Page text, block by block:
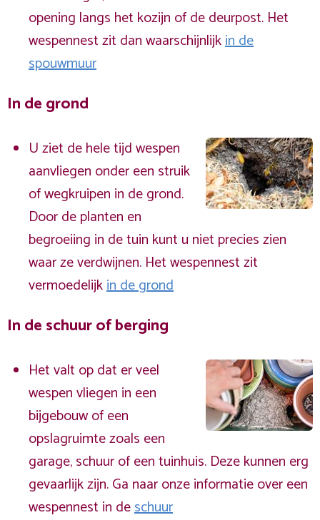
opening langs het kozijn of de deurpost. Het
wespennest zit dan waarschijnlijkin de
spouwmuur
In de grond
U ziet de hele tijd wespen
aanvliegen onder een struik
of wegkruipen in de grond.
Door de planten en
begroeiing in de tuin kunt u niet precies zien
waar ze verdwijnen. Het wespennest zit
vermoedelijkin de grond
In de schuur of berging
Het valt op dat er veel
wespen vliegen in een
bijgebouw of een
opslagruimte zoals een
garage, schuur of een tuinhuis. Deze kunnen erg
gevaarlijk zijn. Ga naar onze informatie over een
wespennest in deschuur